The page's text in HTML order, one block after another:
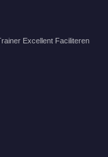
Excellent Faciliteren